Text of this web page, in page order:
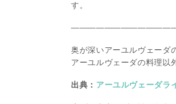
す。
奥が深いアーユルヴェーダ
アーユルヴェーダの料理以
出典： アーユルヴェーダラ